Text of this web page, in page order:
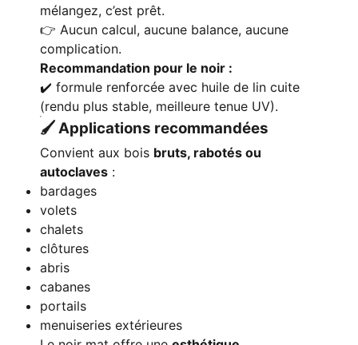
mélangez, c’est prêt.
👉 Aucun calcul, aucune balance, aucune
complication.
Recommandation pour le noir :
✔️ formule renforcée avec huile de lin cuite
(rendu plus stable, meilleure tenue UV).
🖌️ Applications recommandées
Convient aux bois bruts, rabotés ou
autoclaves :
bardages
volets
chalets
clôtures
abris
cabanes
portails
menuiseries extérieures